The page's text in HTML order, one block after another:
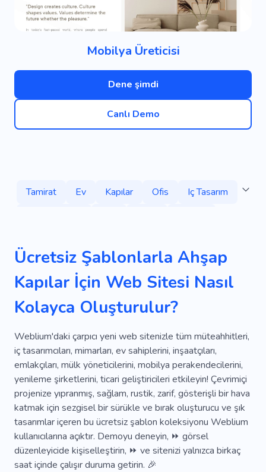
Mobilya Üreticisi
Dene şimdi
Canlı Demo
Tamirat Ev Kapılar Ofis
Iç Tasarım
Mutfak
Oturma Odası
Yatak Odası
Proje
Uzman Mobilya Online
Mobilya
Oturma Odası Mobilyaları
Ikinci El Mobilya Mağazaları
Döşeme
Koltuklar
Ev Dekorasyonu
Sandalyeler
Koruma
Güvenlik Emniyet
Odun
Ütü
Anahtar
Kilit Değişimi
Ticari Çilingir
Panik Donanımı
Acil Durum
Kilit Değiştirme
Fiberglas Garaj
Kilit
Ücretsiz Şablonlarla Ahşap
Kapılar İçin Web Sitesi Nasıl
Kolayca Oluşturulur?
Weblium'daki çarpıcı yeni web sitenizle tüm müteahhitleri,
iç tasarımcıları, mimarları, ev sahiplerini, inşaatçıları,
emlakçıları, mülk yöneticilerini, mobilya perakendecilerini,
yenileme şirketlerini, ticari geliştiricileri etkileyin! Çevrimiçi
projenize yıpranmış, sağlam, rustik, zarif, gösterişli bir hava
katmak için sezgisel bir sürükle ve bırak oluşturucu ve şık
tasarımlar içeren bu ücretsiz şablon koleksiyonu Weblium
kullanıcılarına açıktır. Demoyu deneyin, ⏩ görsel
düzenleyicide kişiselleştirin, ⏩ ve sitenizi yalnızca birkaç
saat içinde çalışır duruma getirin. 🎉